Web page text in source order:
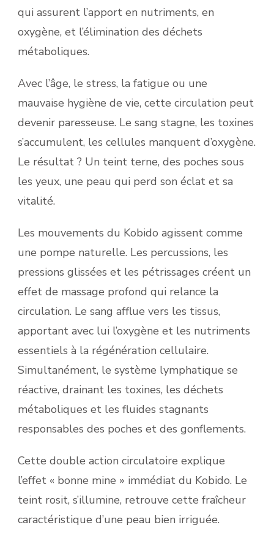
qui assurent l’apport en nutriments, en
oxygène, et l’élimination des déchets
métaboliques.
Avec l’âge, le stress, la fatigue ou une
mauvaise hygiène de vie, cette circulation peut
devenir paresseuse. Le sang stagne, les toxines
s’accumulent, les cellules manquent d’oxygène.
Le résultat ? Un teint terne, des poches sous
les yeux, une peau qui perd son éclat et sa
vitalité.
Les mouvements du Kobido agissent comme
une pompe naturelle. Les percussions, les
pressions glissées et les pétrissages créent un
effet de massage profond qui relance la
circulation. Le sang afflue vers les tissus,
apportant avec lui l’oxygène et les nutriments
essentiels à la régénération cellulaire.
Simultanément, le système lymphatique se
réactive, drainant les toxines, les déchets
métaboliques et les fluides stagnants
responsables des poches et des gonflements.
Cette double action circulatoire explique
l’effet « bonne mine » immédiat du Kobido. Le
teint rosit, s’illumine, retrouve cette fraîcheur
caractéristique d’une peau bien irriguée.